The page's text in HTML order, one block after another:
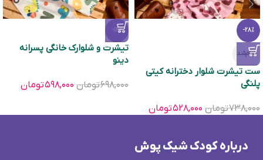
-28%
تمام‌شد
ست تیشرت شلوار دخترانه کیتی
پلنگی
۷۳۸,۰۰۰تومان ۵۲۸,۰۰۰تومان
-14%
تیشرت و شلوارک خانگی پسرانه
دینو
۶۹۸,۰۰۰تومان ۵۹۸,۰۰۰تومان
درباره کودک شیک پوش